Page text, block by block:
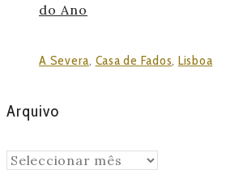
do Ano
A Severa, Casa de Fados, Lisboa
Arquivo
Arquivo